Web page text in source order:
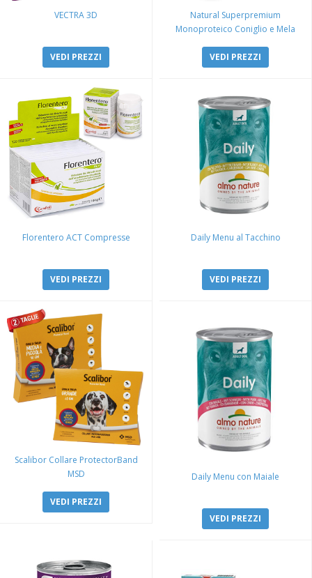
VECTRA 3D
VEDI PREZZI
Natural Superpremium
Monoproteico Coniglio e Mela
VEDI PREZZI
Florentero ACT Compresse
VEDI PREZZI
Daily Menu al Tacchino
VEDI PREZZI
Scalibor Collare ProtectorBand
MSD
VEDI PREZZI
Daily Menu con Maiale
VEDI PREZZI